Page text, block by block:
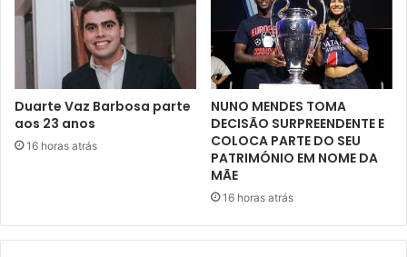
Duarte Vaz Barbosa parte
aos 23 anos
16 horas atrás
NUNO MENDES TOMA
DECISÃO SURPREENDENTE E
COLOCA PARTE DO SEU
PATRIMÓNIO EM NOME DA
MÃE
16 horas atrás